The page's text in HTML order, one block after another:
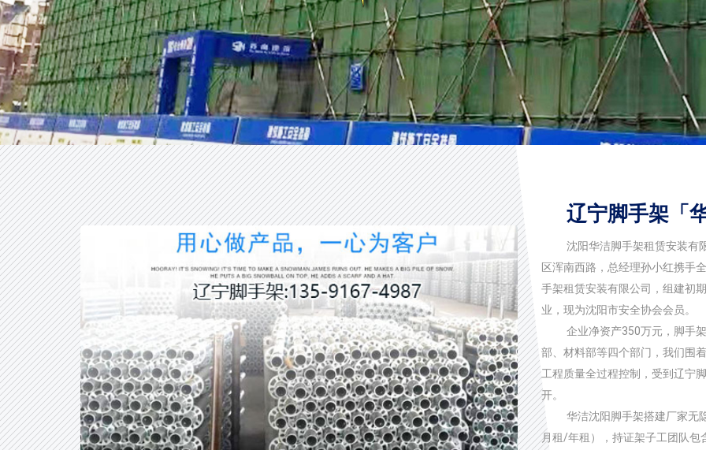
辽宁脚手架「
沈阳华洁脚手架租赁安装有
区浑南西路，总经理孙小红携手
手架租赁安装有限公司，组建初
业，现为沈阳市安全协会会员。
企业净资产350万元，脚手
部、材料部等四个部门，我们围
工程质量全过程控制，受到辽宁
开。
华洁沈阳脚手架搭建厂家无
月租/年租），持证架子工团队包